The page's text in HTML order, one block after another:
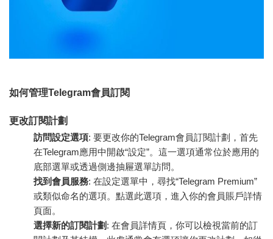
如何管理Telegram會員訂閱
更改訂閱計劃
訪問設定選項: 要更改你的Telegram會員訂閱計劃，首先
在Telegram應用中開啟“設定”。這一選項通常位於應用的
底部選單或透過側邊抽屜選單訪問。
找到會員服務: 在設定選單中，尋找“Telegram Premium”
或類似命名的選項。點選此選項，進入你的會員賬戶詳情
頁面。
選擇新的訂閱計劃 : 在會員詳情頁，你可以檢視當前的訂